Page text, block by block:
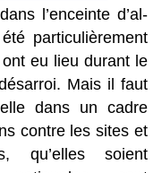
l’enceinte d’al-
particulièrement
ont eu lieu durant le
Mais il faut
dans un cadre
contre les sites et
qu’elles soient